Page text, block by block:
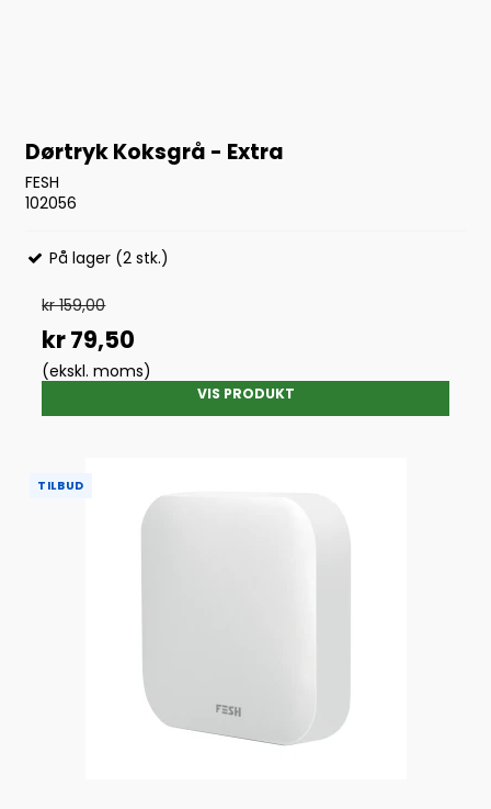
Dørtryk Koksgrå - Extra
FESH
102056
På lager (2 stk.)
kr 159,00
kr 79,50
(ekskl. moms)
VIS PRODUKT
TILBUD